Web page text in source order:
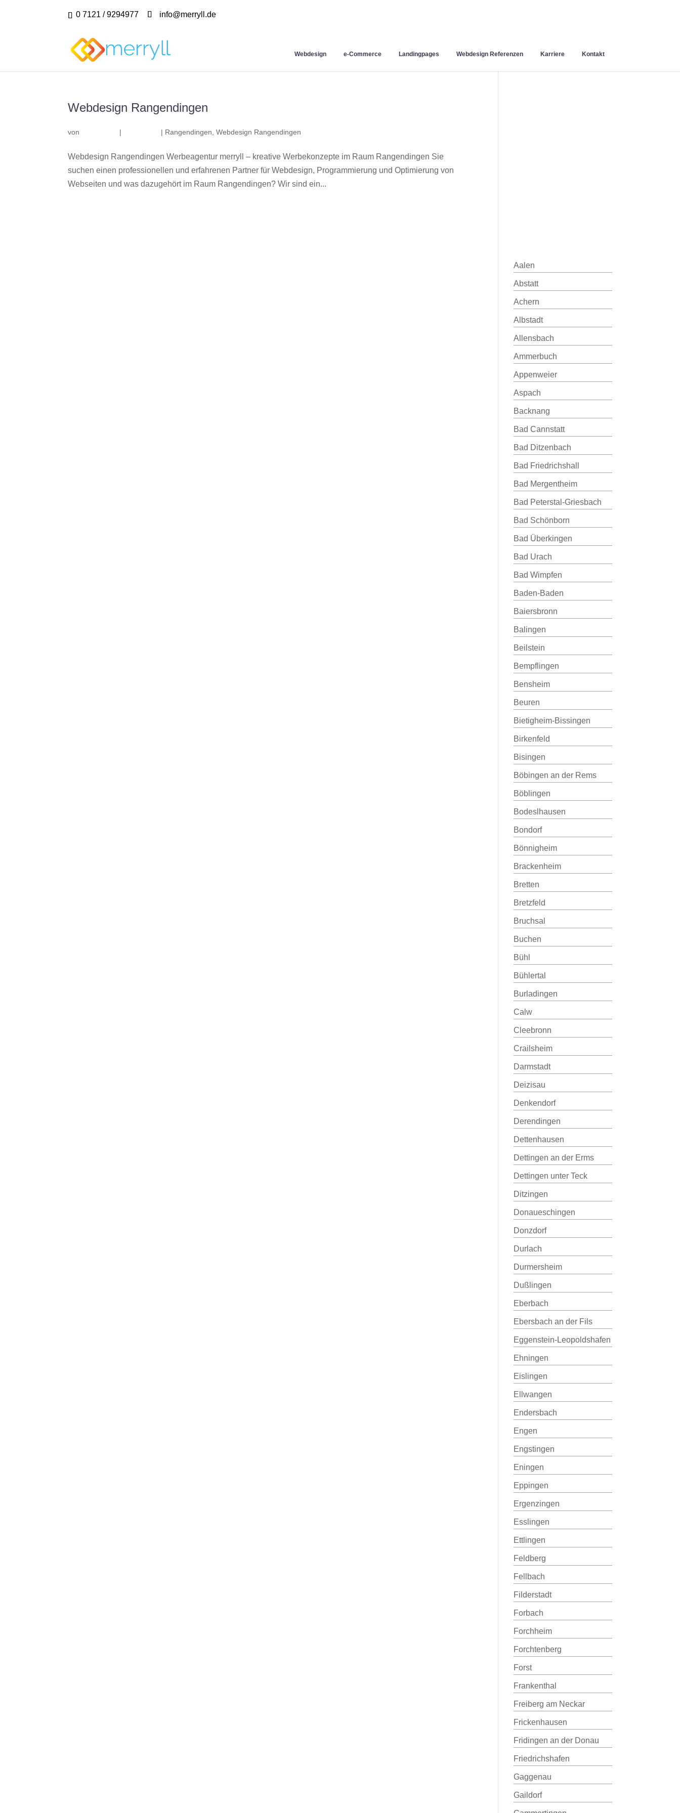
0 7121 / 9294977 info@merryll.de
Webdesign e-Commerce Landingpages Webdesign Referenzen Karriere Kontakt
Webdesign Rangendingen
von | | Rangendingen ,Webdesign Rangendingen
Webdesign Rangendingen Werbeagentur merryll – kreative Werbekonzepte im Raum Rangendingen Sie
suchen einen professionellen und erfahrenen Partner für Webdesign, Programmierung und Optimierung von
Webseiten und was dazugehört im Raum Rangendingen? Wir sind ein...
Aalen
Abstatt
Achern
Albstadt
Allensbach
Ammerbuch
Appenweier
Aspach
Backnang
Bad Cannstatt
Bad Ditzenbach
Bad Friedrichshall
Bad Mergentheim
Bad Peterstal-Griesbach
Bad Schönborn
Bad Überkingen
Bad Urach
Bad Wimpfen
Baden-Baden
Baiersbronn
Balingen
Beilstein
Bempflingen
Bensheim
Beuren
Bietigheim-Bissingen
Birkenfeld
Bisingen
Böbingen an der Rems
Böblingen
Bodeslhausen
Bondorf
Bönnigheim
Brackenheim
Bretten
Bretzfeld
Bruchsal
Buchen
Bühl
Bühlertal
Burladingen
Calw
Cleebronn
Crailsheim
Darmstadt
Deizisau
Denkendorf
Derendingen
Dettenhausen
Dettingen an der Erms
Dettingen unter Teck
Ditzingen
Donaueschingen
Donzdorf
Durlach
Durmersheim
Dußlingen
Eberbach
Ebersbach an der Fils
Eggenstein-Leopoldshafen
Ehningen
Eislingen
Ellwangen
Endersbach
Engen
Engstingen
Eningen
Eppingen
Ergenzingen
Esslingen
Ettlingen
Feldberg
Fellbach
Filderstadt
Forbach
Forchheim
Forchtenberg
Forst
Frankenthal
Freiberg am Neckar
Frickenhausen
Fridingen an der Donau
Friedrichshafen
Gaggenau
Gaildorf